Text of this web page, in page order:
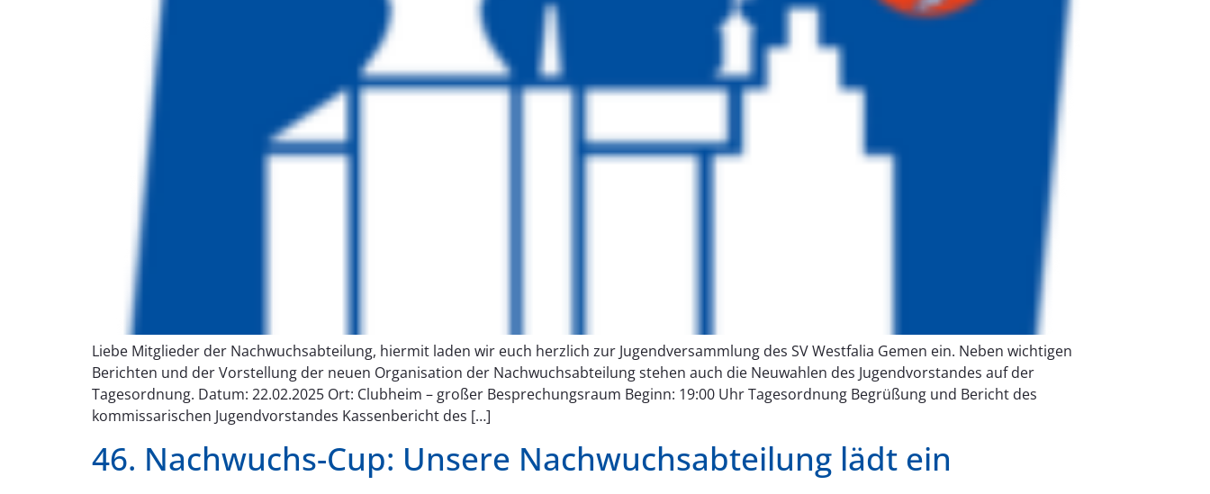
Liebe Mitglieder der Nachwuchsabteilung, hiermit laden wir euch herzlich zur Jugendversammlung des SV Westfalia Gemen ein. Neben wichtigen
Berichten und der Vorstellung der neuen Organisation der Nachwuchsabteilung stehen auch die Neuwahlen des Jugendvorstandes auf der
Tagesordnung. Datum: 22.02.2025 Ort: Clubheim – großer Besprechungsraum Beginn: 19:00 Uhr Tagesordnung Begrüßung und Bericht des
kommissarischen Jugendvorstandes Kassenbericht des […]
46. Nachwuchs-Cup: Unsere Nachwuchsabteilung lädt ein